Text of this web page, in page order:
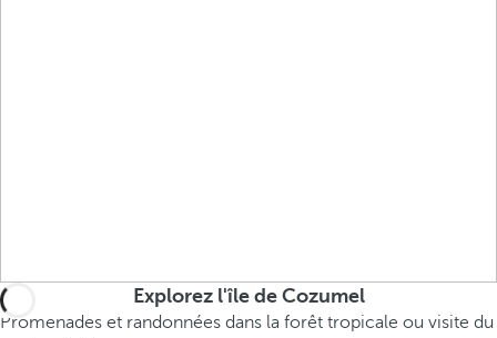
Explorez l'île de Cozumel
Promenades et randonnées dans la forêt tropicale ou visite du